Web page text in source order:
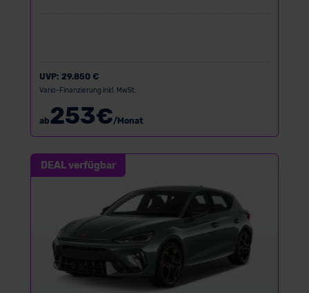
UVP: 29.850 €
Vario-Finanzierung inkl. MwSt.
ab253€/Monat
DEAL verfügbar